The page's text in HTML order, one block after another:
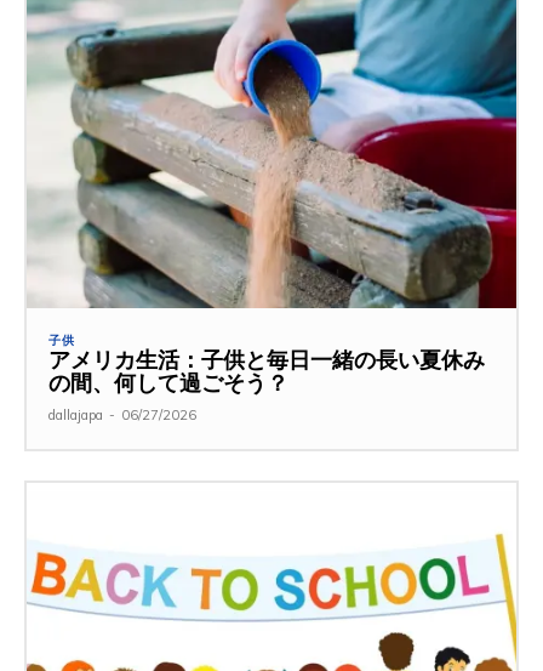
子供
アメリカ生活：子供と毎日一緒の長い夏休み
の間、何して過ごそう？
dallajapa - 06/27/2026